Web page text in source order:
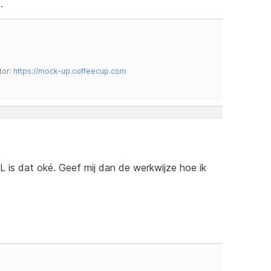
https://mock-up.coffeecup.com
dat oké. Geef mij dan de werkwijze hoe ik